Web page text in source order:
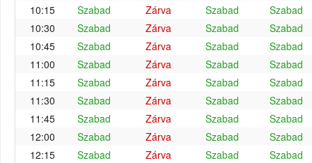
10:15
Szabad Zárva Szabad
Szabad
10:30
Szabad Zárva Szabad
Szabad
10:45
Szabad Zárva Szabad
Szabad
11:00
Szabad Zárva Szabad
Szabad
11:15
Szabad Zárva Szabad
Szabad
11:30
Szabad Zárva Szabad
Szabad
11:45
Szabad Zárva Szabad
Szabad
12:00
Szabad Zárva Szabad
Szabad
12:15
Szabad Zárva Szabad
Szabad